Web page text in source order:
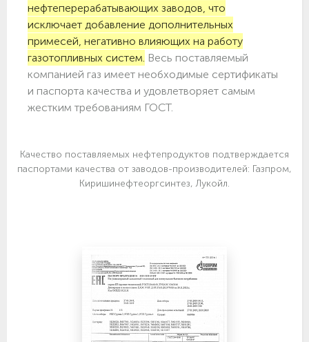
нефтеперерабатывающих заводов, что
исключает добавление дополнительных
примесей, негативно влияющих на работу
газотопливных систем. Весь поставляемый
компанией газ имеет необходимые сертификаты
и паспорта качества и удовлетворяет самым
жестким требованиям ГОСТ.
Качество поставляемых нефтепродуктов подтверждается
паспортами качества от заводов-производителей: Газпром,
Киришинефтеоргсинтез, Лукойл.